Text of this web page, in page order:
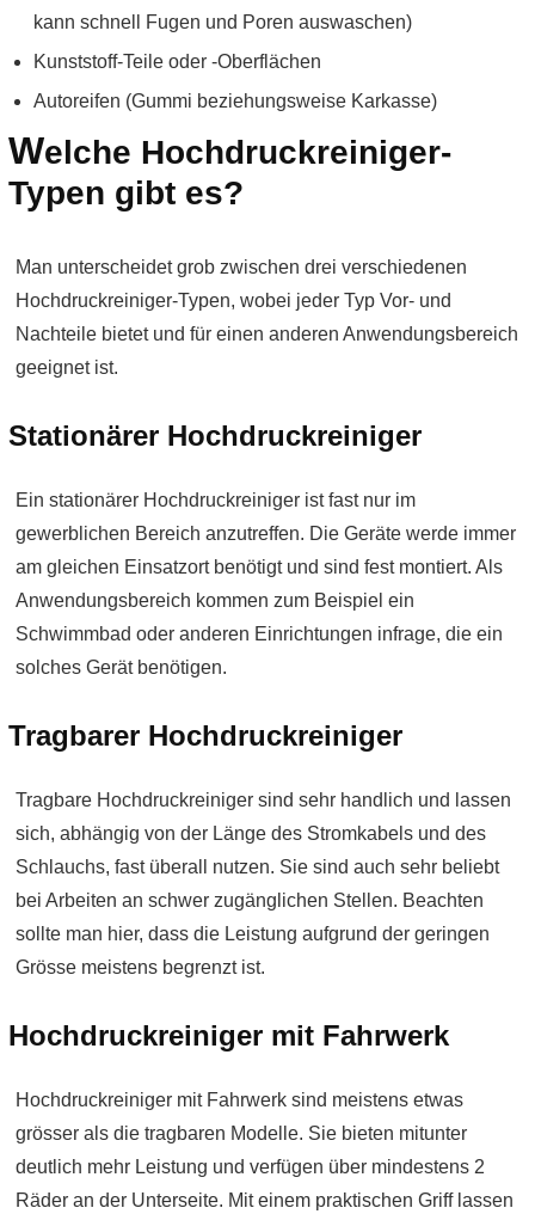
kann schnell Fugen und Poren auswaschen)
Kunststoff-Teile oder -Oberflächen
Autoreifen (Gummi beziehungsweise Karkasse)
Welche Hochdruckreiniger-
Typen gibt es?
Man unterscheidet grob zwischen drei verschiedenen
Hochdruckreiniger-Typen, wobei jeder Typ Vor- und
Nachteile bietet und für einen anderen Anwendungsbereich
geeignet ist.
Stationärer Hochdruckreiniger
Ein stationärer Hochdruckreiniger ist fast nur im
gewerblichen Bereich anzutreffen. Die Geräte werde immer
am gleichen Einsatzort benötigt und sind fest montiert. Als
Anwendungsbereich kommen zum Beispiel ein
Schwimmbad oder anderen Einrichtungen infrage, die ein
solches Gerät benötigen.
Tragbarer Hochdruckreiniger
Tragbare Hochdruckreiniger sind sehr handlich und lassen
sich, abhängig von der Länge des Stromkabels und des
Schlauchs, fast überall nutzen. Sie sind auch sehr beliebt
bei Arbeiten an schwer zugänglichen Stellen. Beachten
sollte man hier, dass die Leistung aufgrund der geringen
Grösse meistens begrenzt ist.
Hochdruckreiniger mit Fahrwerk
Hochdruckreiniger mit Fahrwerk sind meistens etwas
grösser als die tragbaren Modelle. Sie bieten mitunter
deutlich mehr Leistung und verfügen über mindestens 2
Räder an der Unterseite. Mit einem praktischen Griff lassen